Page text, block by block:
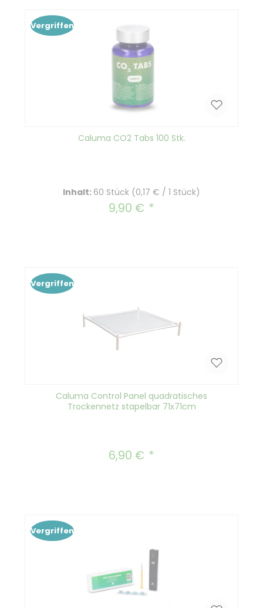
Vergriffen
Caluma CO2 Tabs 100 Stk.
Inhalt: 60 Stück (0,17 € / 1 Stück)
Regulärer Preis:
9,90 €
Vergriffen
Caluma Control Panel quadratisches
Trockennetz stapelbar 71x71cm
Regulärer Preis:
6,90 €
Vergriffen